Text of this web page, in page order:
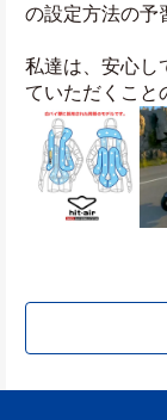
の設定方法の予
私達は、安心し
ていただくこと